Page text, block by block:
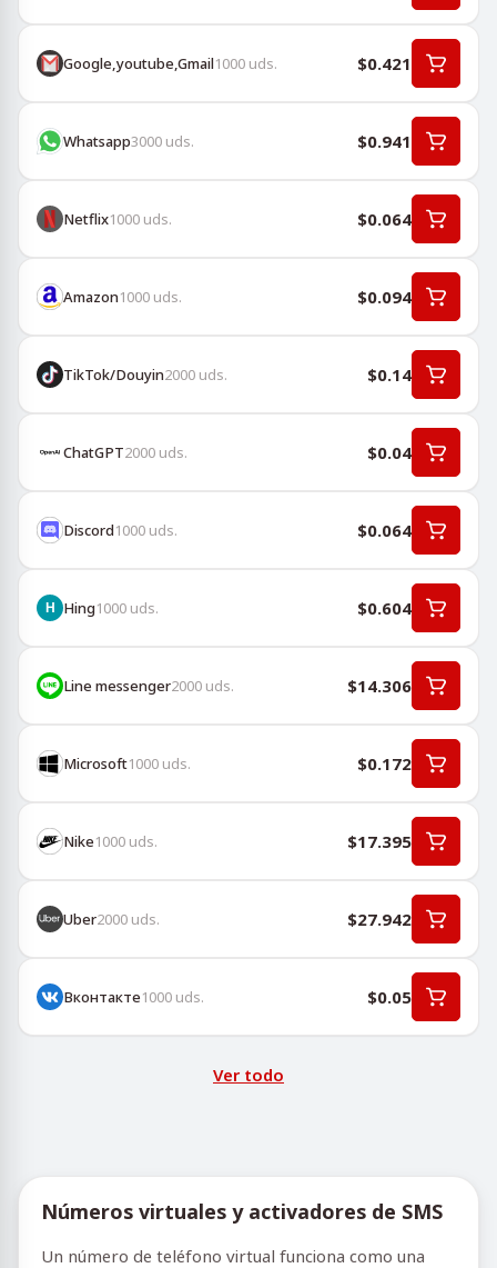
Google,youtube,Gmail1000 uds. $0.421
Whatsapp3000 uds. $0.941
Netflix1000 uds. $0.064
Amazon1000 uds. $0.094
TikTok/Douyin2000 uds. $0.14
ChatGPT2000 uds. $0.04
Discord1000 uds. $0.064
Hing1000 uds. $0.604
Line messenger2000 uds. $14.306
Microsoft1000 uds. $0.172
Nike1000 uds. $17.395
Uber2000 uds. $27.942
Вконтакте1000 uds. $0.05
Ver todo
Números virtuales y activadores de SMS
Un número de teléfono virtual funciona como una